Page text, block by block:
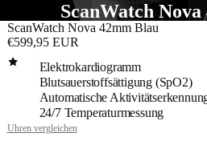
ScanWatch
ScanWatch Nova 42mm Blau
€599,95 EUR
Elektrokardiogramm
Blutsauerstoffsättigung (SpO2)
Automatische
24/7 Temperaturmessung
Uhren vergleichen